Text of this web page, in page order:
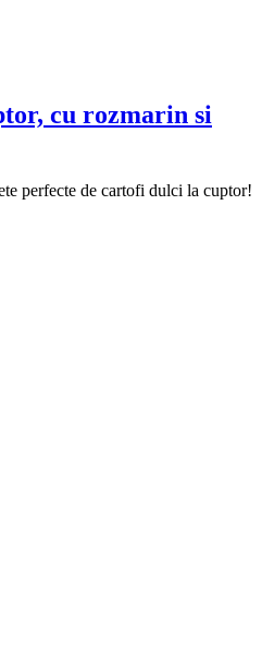
cu rozmarin si
perfecte de cartofi dulci la cuptor!